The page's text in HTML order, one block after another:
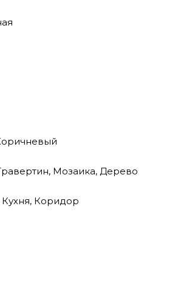
Мозаика, Дерево
Кухня, Коридор